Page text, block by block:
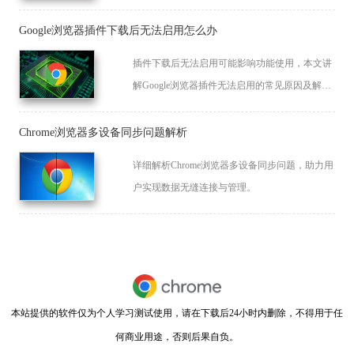
Google浏览器插件下载后无法启用怎么办
插件下载后无法启用可能影响功能使用，本文讲
解Google浏览器插件无法启用的常见原因及解决
Chrome浏览器多设备同步问题解析
详细解析Chrome浏览器多设备同步问题，助力用
户实现数据无缝连接与管理。
本站提供的软件仅为个人学习测试使用，请在下载后24小时内删除，不得用于任
何商业用途，否则后果自负。